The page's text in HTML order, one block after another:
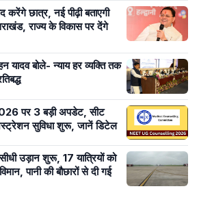
करेंगे छात्र, नई पीढ़ी बताएगी
राज्य के विकास पर देंगे
यादव बोले- न्याय हर व्यक्ति तक
पर 3 बड़ी अपडेट, सीट
सुविधा शुरू, जानें डिटेल
उड़ान शुरू, 17 यात्रियों को
पानी की बौछारों से दी गई